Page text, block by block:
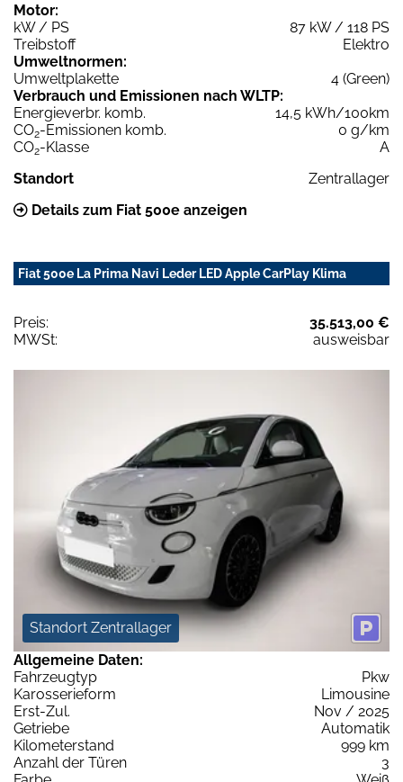
Motor:
kW / PS
87 kW / 118 PS
Treibstoff
Elektro
Umweltnormen:
Umweltplakette
4 (Green)
Verbrauch und Emissionen nach WLTP:
Energieverbr. komb.
14,5 kWh/100km
CO2-Emissionen komb.
0 g/km
CO2-Klasse
A
Standort
Zentrallager
Details zum Fiat 500e anzeigen
Fiat 500e La Prima Navi Leder LED Apple CarPlay Klima
Preis:
35.513,00 €
MWSt:
ausweisbar
Standort Zentrallager
Allgemeine Daten:
Fahrzeugtyp
Pkw
Karosserieform
Limousine
Erst-Zul.
Nov / 2025
Getriebe
Automatik
Kilometerstand
999 km
Anzahl der Türen
3